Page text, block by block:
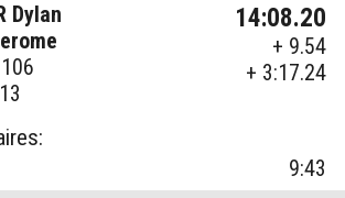
Dylan
14:08.20
+ 9.54
+ 3:17.24
9:43